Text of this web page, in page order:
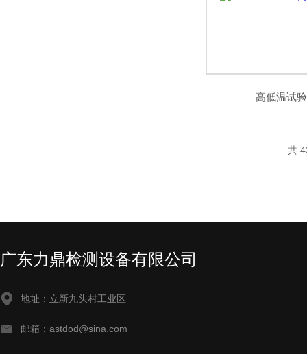
高低温试
共
广东力鼎检测设备有限公司
地址：立新九头村工业区
邮箱：astdod@sina.com